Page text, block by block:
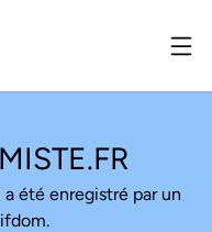
été enregistré par un